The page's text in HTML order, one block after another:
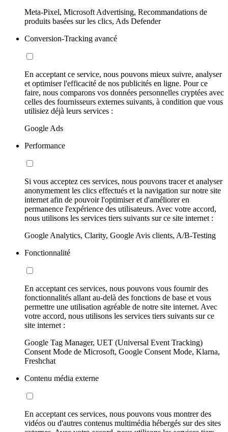
Meta-Pixel, Microsoft Advertising, Recommandations de
produits basées sur les clics, Ads Defender
Conversion-Tracking avancé
En acceptant ce service, nous pouvons mieux suivre, analyser
et optimiser l'efficacité de nos publicités en ligne. Pour ce
faire, nous comparons vos données personnelles cryptées avec
celles des fournisseurs externes suivants, à condition que vous
utilisiez déjà leurs services :
Google Ads
Performance
Si vous acceptez ces services, nous pouvons tracer et analyser
anonymement les clics effectués et la navigation sur notre site
internet afin de pouvoir l'optimiser et d'améliorer en
permanence l'expérience des utilisateurs. Avec votre accord,
nous utilisons les services tiers suivants sur ce site internet :
Google Analytics, Clarity, Google Avis clients, A/B-Testing
Fonctionnalité
En acceptant ces services, nous pouvons vous fournir des
fonctionnalités allant au-delà des fonctions de base et vous
permettre une utilisation agréable de notre site internet. Avec
votre accord, nous utilisons les services tiers suivants sur ce
site internet :
Google Tag Manager, UET (Universal Event Tracking)
Consent Mode de Microsoft, Google Consent Mode, Klarna,
Freshchat
Contenu média externe
En acceptant ces services, nous pouvons vous montrer des
vidéos ou d'autres contenus multimédia hébergés sur des sites